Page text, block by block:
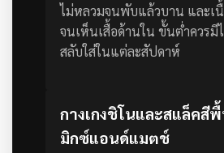
ไม่หลวมจนพับแล้วบาน และเนื้
จนเห็นเสื้อด้านใน ขั้นต่ำควรมี
สลับใส่ในแต่ละสัปดาห์
กางเกงชิโนและสแล็คสี
มิกซ์แอนด์แมตช์